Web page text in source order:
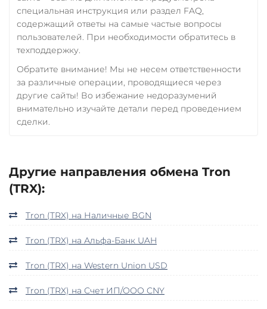
специальная инструкция или раздел FAQ,
содержащий ответы на самые частые вопросы
пользователей. При необходимости обратитесь в
техподдержку.
Обратите внимание! Мы не несем ответственности
за различные операции, проводящиеся через
другие сайты! Во избежание недоразумений
внимательно изучайте детали перед проведением
сделки.
Другие направления обмена Tron
(TRX):
Tron (TRX) на Наличные BGN
Tron (TRX) на Альфа-Банк UAH
Tron (TRX) на Western Union USD
Tron (TRX) на Счет ИП/ООО CNY